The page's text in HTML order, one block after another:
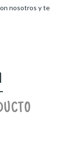
nosotros y te